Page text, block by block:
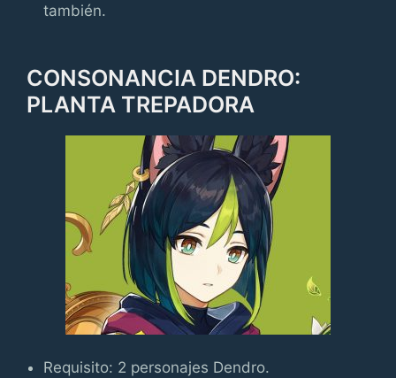
también.
CONSONANCIA DENDRO:
PLANTA TREPADORA
Requisito: 2 personajes Dendro.